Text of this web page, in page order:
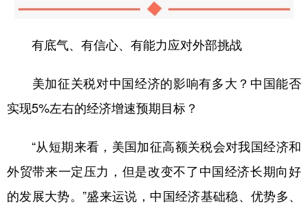
有底气、有信心、有能力应对外部挑战
美加征关税对中国经济的影响有多大？中国能否
实现5%左右的经济增速预期目标？
“从短期来看，美国加征高额关税会对我国经济和
外贸带来一定压力，但是改变不了中国经济长期向好
的发展大势。”盛来运说，中国经济基础稳、优势多、